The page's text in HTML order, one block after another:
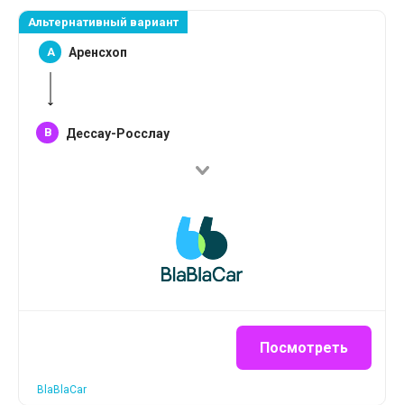
Альтернативный вариант
A Аренсхоп
B Дессау-Росслау
Посмотреть
BlaBlaCar